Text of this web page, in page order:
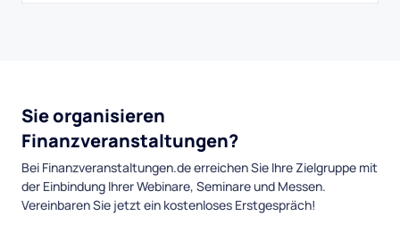
Sie organisieren
Finanzveranstaltungen?
Bei Finanzveranstaltungen.de erreichen Sie Ihre Zielgruppe mit
der Einbindung Ihrer Webinare, Seminare und Messen.
Vereinbaren Sie jetzt ein kostenloses Erstgespräch!